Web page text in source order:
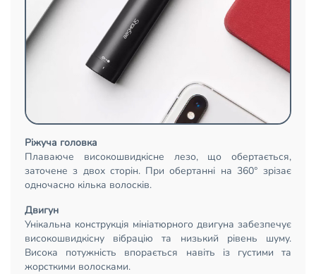
Ріжуча головка
Плаваюче високошвидкісне лезо, що обертається,
заточене з двох сторін. При обертанні на 360° зрізає
одночасно кілька волосків.
Двигун
Унікальна конструкція мініатюрного двигуна забезпечує
високошвидкісну вібрацію та низький рівень шуму.
Висока потужність впорається навіть із густими та
жорсткими волосками.